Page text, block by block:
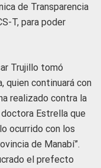
de Transparencia
T, para poder
Trujillo tomó
quien continuará con
realizado contra la
doctora Estrella que
ocurrido con los
de Manabí”.
el prefecto